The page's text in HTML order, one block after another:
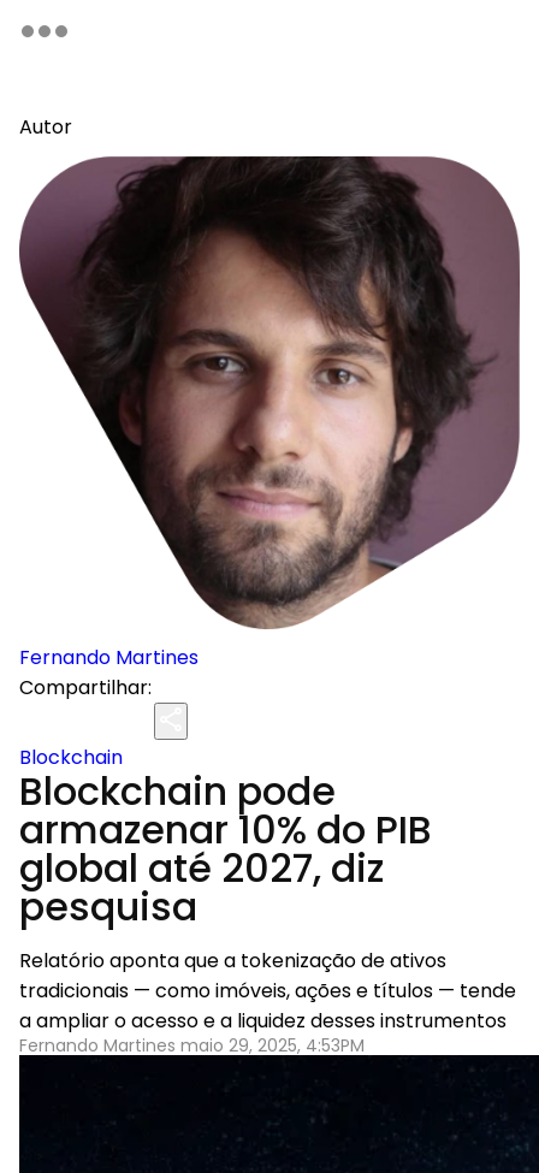
Autor
Fernando Martines
Compartilhar:
Blockchain
Blockchain pode
armazenar 10% do PIB
global até 2027, diz
pesquisa
Relatório aponta que a tokenização de ativos
tradicionais — como imóveis, ações e títulos — tende
a ampliar o acesso e a liquidez desses instrumentos
Fernando Martines maio 29, 2025, 4:53PM